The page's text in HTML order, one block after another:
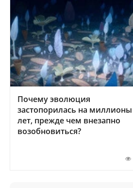
Почему эволюция
застопорилась на миллионы
лет, прежде чем внезапно
возобновиться?